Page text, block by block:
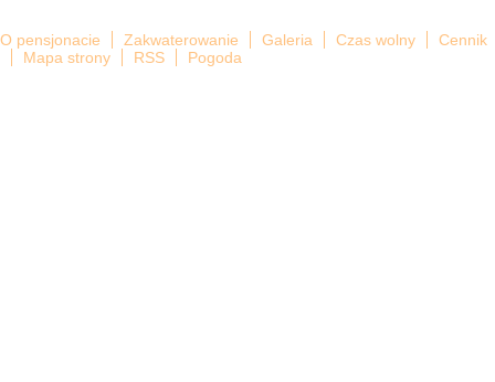
O pensjonacie Zakwaterowanie Galeria Czas wolny
Cennik
Mapa strony
RSS Pogoda